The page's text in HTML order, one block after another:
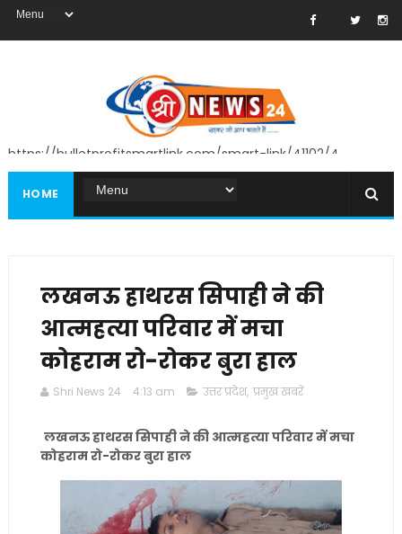
https://bulletprofitsmartlink.com/smart-link/41102/4
HOME
लखनऊ हाथरस सिपाही ने की
आत्महत्या परिवार में मचा
कोहराम रो-रोकर बुरा हाल
Shri News 24 4:13 am उत्तर प्रदेश, प्रमुख खबरें
लखनऊ हाथरस सिपाही ने की आत्महत्या परिवार में मचा
कोहराम रो-रोकर बुरा हाल